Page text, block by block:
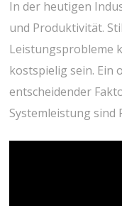
In der heutigen
und Produktivität.
Leistungsprobleme
kostspielig sein. Ein
entscheidender
Systemleistung sind